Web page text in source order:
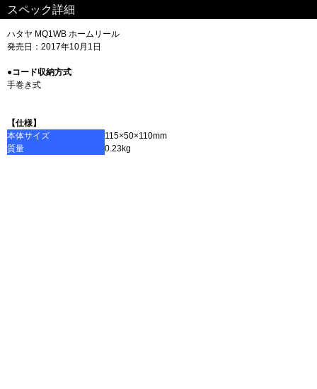
スペック詳細
ハタヤ MQ1WB ホームリール
発売日：2017年10月1日
●コード収納方式
手巻き式
【仕様】
本体サイズ
115×50×110mm
質量
0.23kg